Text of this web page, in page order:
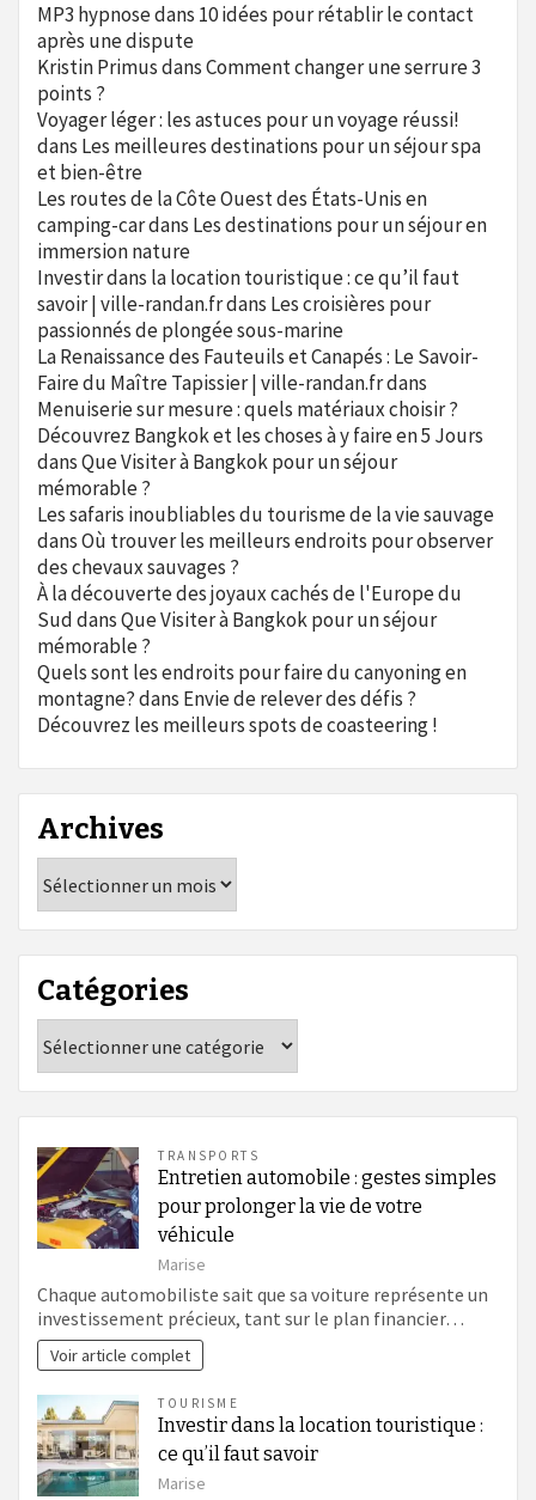
MP3 hypnosedans 10 idées pour rétablir le contact
après une dispute
Kristin PrimusdansComment changer une serrure 3
points ?
Voyager léger : les astuces pour un voyage réussi!
dans Les meilleures destinations pour un séjour spa
et bien-être
Les routes de la Côte Ouest des États-Unis en
camping-cardans Les destinations pour un séjour en
immersion nature
Investir dans la location touristique : ce qu’il faut
savoir | ville-randan.frdans Les croisières pour
passionnés de plongée sous-marine
La Renaissance des Fauteuils et Canapés : Le Savoir-
Faire du Maître Tapissier | ville-randan.frdans
Menuiserie sur mesure : quels matériaux choisir ?
Découvrez Bangkok et les choses à y faire en 5 Jours
dansQue Visiter à Bangkok pour un séjour
mémorable ?
Les safaris inoubliables du tourisme de la vie sauvage
dansOù trouver les meilleurs endroits pour observer
des chevaux sauvages ?
À la découverte des joyaux cachés de l'Europe du
SuddansQue Visiter à Bangkok pour un séjour
mémorable ?
Quels sont les endroits pour faire du canyoning en
montagne?dans Envie de relever des défis ?
Découvrez les meilleurs spots de coasteering !
Archives
Catégories
TRANSPORTS
Entretien automobile : gestes simples
pour prolonger la vie de votre
véhicule
Marise
Chaque automobiliste sait que sa voiture représente un
investissement précieux, tant sur le plan financier…
Voir article complet
TOURISME
Investir dans la location touristique :
ce qu’il faut savoir
Marise